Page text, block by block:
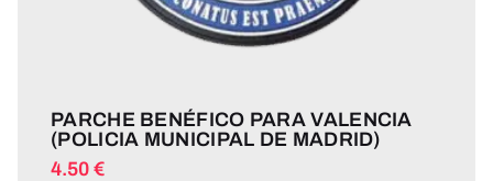
PARCHE BENÉFICO PARA VALENCIA
(POLICIA MUNICIPAL DE MADRID)
4.50 €